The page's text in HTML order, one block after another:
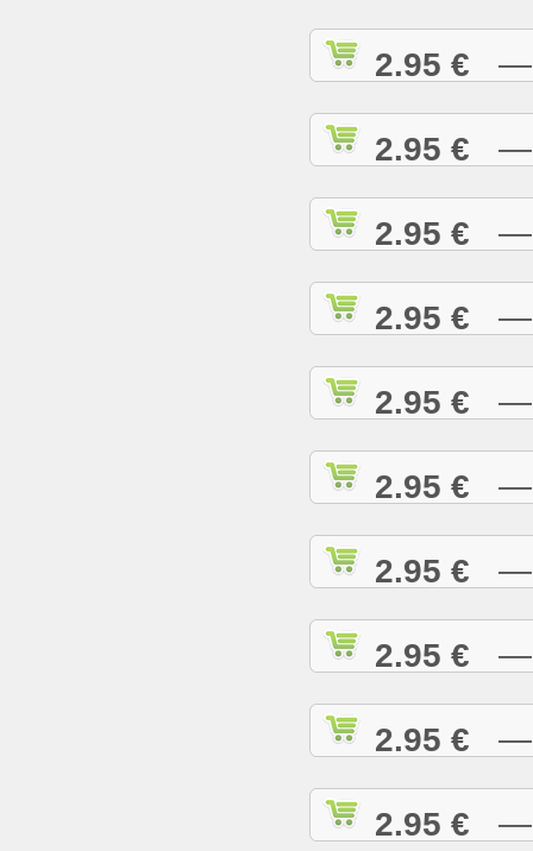
2.95 € —
2.95 € —
2.95 € —
2.95 € —
2.95 € —
2.95 € —
2.95 € —
2.95 € —
2.95 € —
2.95 € —